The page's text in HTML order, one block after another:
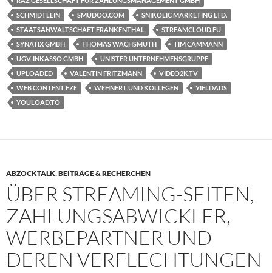
SCHMIDTLEIN
SMUDOO.COM
SNIKOLIC MARKETING LTD.
STAATSANWALTSCHAFT FRANKENTHAL
STREAMCLOUD.EU
SYNATIX GMBH
THOMAS WACHSMUTH
TIM CAMMANN
UGV-INKASSO GMBH
UNISTER UNTERNEHMENSGRUPPE
UPLOADED
VALENTIN FRITZMANN
VIDEO2K.TV
WEB CONTENT FZE
WEHNERT UND KOLLEGEN
YIELDADS
YOULOAD.TO
ABZOCKTALK,BEITRÄGE & RECHERCHEN
ÜBER STREAMING-SEITEN,
ZAHLUNGSABWICKLER,
WERBEPARTNER UND
DEREN VERFLECHTUNGEN